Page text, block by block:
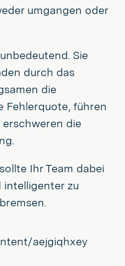
umgangen oder
Sie
durch das
die
Fehlerquote, führen
erschweren die
Ihr Team dabei
intelligenter zu